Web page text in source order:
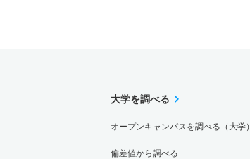
大学を調べる
オープンキャンパスを調べる（大学）
偏差値から調べる